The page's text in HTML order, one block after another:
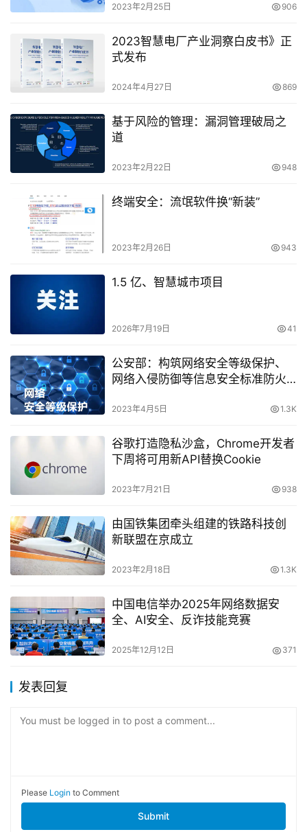
2023年2月25日 906
2023智慧电厂产业洞察白皮书》正
式发布
2024年4月27日 869
基于风险的管理：漏洞管理破局之
道
2023年2月22日 948
终端安全：流氓软件换“新装”
2023年2月26日 943
1.5 亿、智慧城市项目
2026年7月19日 41
公安部：构筑网络安全等级保护、
网络入侵防御等信息安全标准防火
2023年4月5日 1.3K
谷歌打造隐私沙盒，Chrome开发者
下周将可用新API替换Cookie
2023年7月21日 938
由国铁集团牵头组建的铁路科技创
新联盟在京成立
2023年2月18日 1.3K
中国电信举办2025年网络数据安
全、AI安全、反诈技能竞赛
2025年12月12日 371
发表回复
You must be logged in to post a comment...
Please Login to Comment
Submit